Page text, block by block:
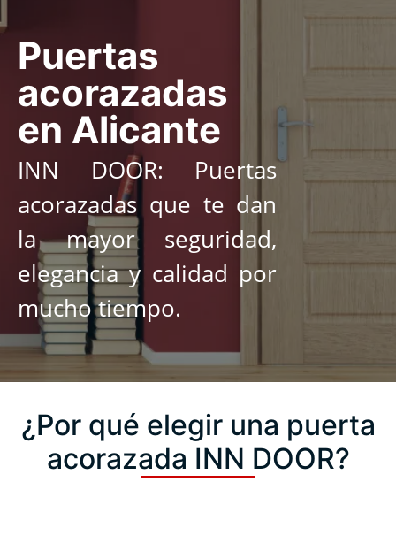
Puertas
acorazadas
en Alicante
INN DOOR: Puertas
acorazadas que te dan
la mayor seguridad,
elegancia y calidad por
mucho tiempo.
¿Por qué elegir una puerta
acorazada INN DOOR?